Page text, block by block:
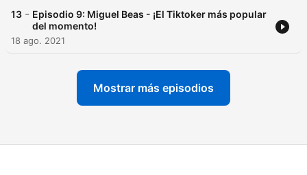
13 - Episodio 9: Miguel Beas - ¡El Tiktoker más popular
del momento!
18 ago. 2021
Mostrar más episodios